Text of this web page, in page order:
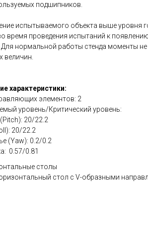
подшипников.
испытываемого объекта выше уровня
время проведения испытаний к
нормальной работы стенда моменты
величин.
характеристики:
элементов: 2
уровень/Критический уровень:
20/22.2
20/22.2
(Yaw): 0.2/0.2
0.57/0.81
столы
стол с V-образными